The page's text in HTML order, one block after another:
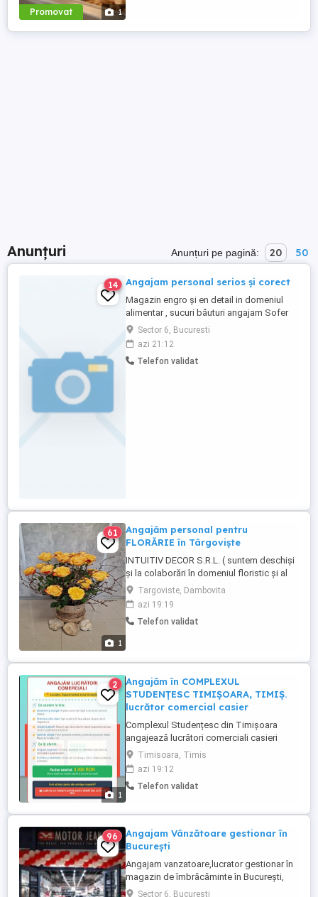
Promovat 1
Anunțuri Anunțuri pe pagină: 20 50
14 Angajam personal serios și corect
Magazin engro și en detail in domeniul
alimentar , sucuri băuturi angajam Sofer
..pct de lucru Bucuresti..Bd Iuliu Maniu ..Nr
566-570 ..OFERIM CONTRACT DE MUNCA
..SALARIU ATRACTIV ,PRIME DE CRACIUN,
PASTE ..BONUSURI IN FUNCTIE DE
Sector 6, Bucuresti
azi 21:12
Telefon validat
1
61
Angajăm personal pentru
FLORĂRIE în Târgoviște
INTUITIV DECOR S.R.L. ( suntem deschiși
și la colaborări în domeniul floristic și al
decorațiunilor ... ) Angajăm personal
pentru lucru la FLORĂRIE în Târgoviște .
Angajăm personal care să administreze
promovarea FLORĂRIEI pe platforme
Targoviste, Dambovita
azi 19:19
Telefon validat
1
2
Angajăm în COMPLEXUL
STUDENȚESC TIMIȘOARA, TIMIȘ.
lucrător comercial casier
Complexul Studențesc din Timișoara
angajează lucrători comerciali casieri
pentru a se alătura echipei sale dinamice.
Principalele responsabilități ale postului
includ gestionarea casieriei, procesarea
tranzacțiilor financiare cu acuratețe și
clienți de calitate ...
Timisoara, Timis
azi 19:12
Telefon validat
96
Angajam Vânzătoare gestionar în
București
Angajam vanzatoare,lucrator gestionar în
magazin de îmbrăcăminte în București,
Fashion House Outlet Militari.
Sector 6, Bucuresti